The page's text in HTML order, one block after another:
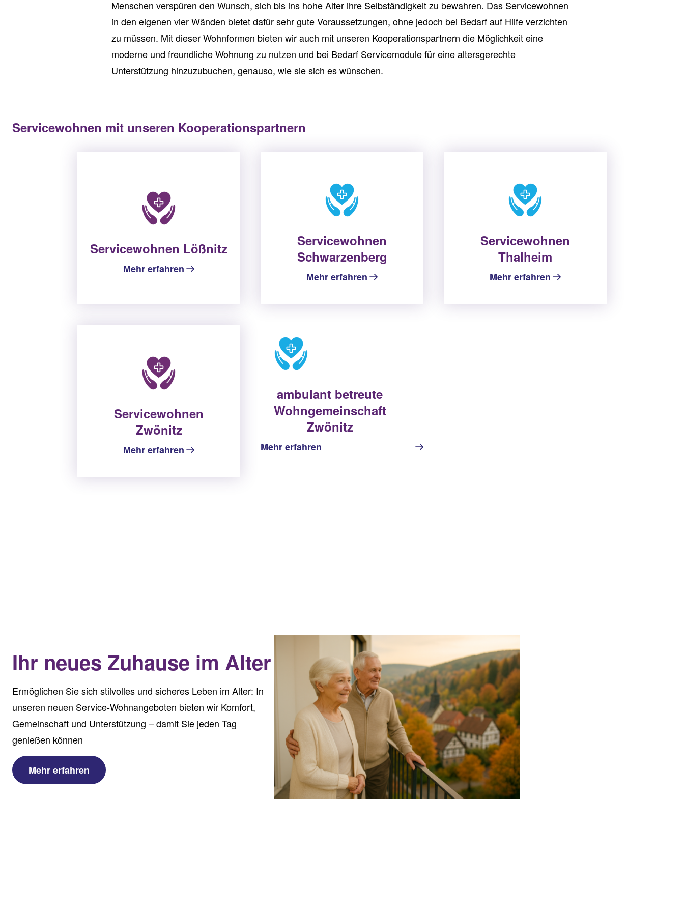
Menschen verspüren den Wunsch, sich bis ins hohe Alter ihre Selbständigkeit zu bewahren. Das Servicewohnen
in den eigenen vier Wänden bietet dafür sehr gute Voraussetzungen, ohne jedoch bei Bedarf auf Hilfe verzichten
zu müssen. Mit dieser Wohnformen bieten wir auch mit unseren Kooperationspartnern die Möglichkeit eine
moderne und freundliche Wohnung zu nutzen und bei Bedarf Servicemodule für eine altersgerechte
Unterstützung hinzuzubuchen, genauso, wie sie sich es wünschen.
Servicewohnen mit unseren Kooperationspartnern
Servicewohnen Lößnitz
Mehr erfahren
Servicewohnen
Schwarzenberg
Mehr erfahren
Servicewohnen
Thalheim
Mehr erfahren
Servicewohnen
Zwönitz
Mehr erfahren
ambulant betreute
Wohngemeinschaft
Zwönitz
Mehr erfahren
Ihr neues Zuhause im Alter
Ermöglichen Sie sich stilvolles und sicheres Leben im Alter: In
unseren neuen Service-Wohnangeboten bieten wir Komfort,
Gemeinschaft und Unterstützung – damit Sie jeden Tag
genießen können
Mehr erfahren